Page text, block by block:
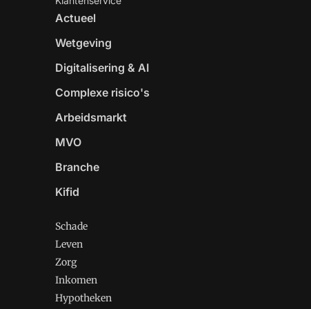
Actueel
Wetgeving
Digitalisering & AI
Complexe risico's
Arbeidsmarkt
MVO
Branche
Kifid
Schade
Leven
Zorg
Inkomen
Hypotheken